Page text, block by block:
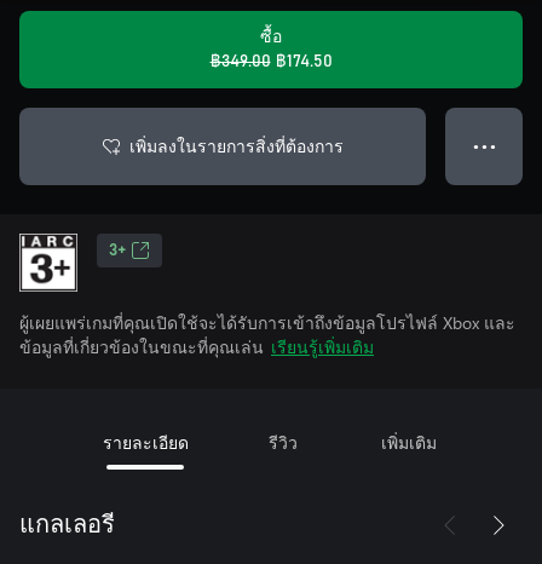
ซื้อ
฿349.00 ฿174.50
เพิ่มลงในรายการสิ่งที่ต้องการ ● ● ●
3+
ผู้เผยแพร่เกมที่คุณเปิดใช้จะได้รับการเข้าถึงข้อมูลโปรไฟล์ Xbox และ
ข้อมูลที่เกี่ยวข้องในขณะที่คุณเล่น เรียนรู้เพิ่มเติม
รายละเอียด รีวิว เพิ่มเติม
แกลเลอรี